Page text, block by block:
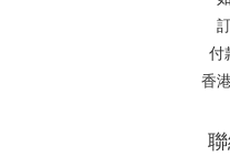
付
香